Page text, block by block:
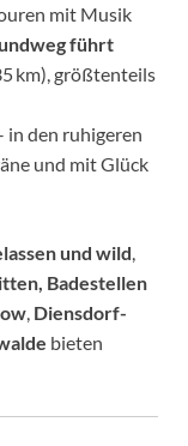
mit Musik
führt
km), größtenteils
in den ruhigeren
und mit Glück
und wild
Badestellen
Diensdorf-
bieten